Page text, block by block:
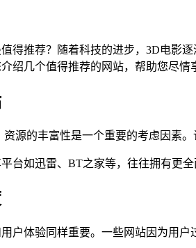
得推荐？随着科技的进步，3D电影
绍几个值得推荐的网站，帮助您尽情
源的丰富性是一个重要的考虑因素
台如迅雷、BT之家等，往往拥有更
户体验同样重要。一些网站因为用户